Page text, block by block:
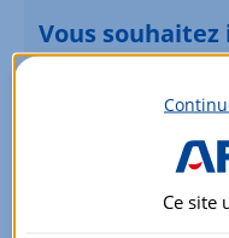
Vous
région ?
Parcourez nos offres !
Ce site